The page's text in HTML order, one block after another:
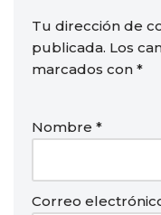
Tu dirección de
publicada. Los
marcados con *
Nombre *
Correo